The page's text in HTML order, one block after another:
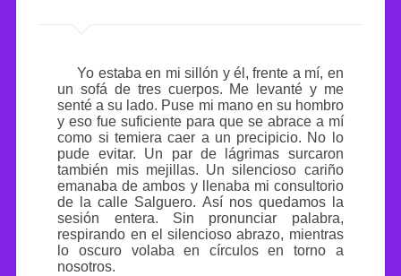
Yo estaba en mi sillón y él, frente a mí, en
un sofá de tres cuerpos. Me levanté y me
senté a su lado. Puse mi mano en su hombro
y eso fue suficiente para que se abrace a mí
como si temiera caer a un precipicio. No lo
pude evitar. Un par de lágrimas surcaron
también mis mejillas. Un silencioso cariño
emanaba de ambos y llenaba mi consultorio
de la calle Salguero. Así nos quedamos la
sesión entera. Sin pronunciar palabra,
respirando en el silencioso abrazo, mientras
lo oscuro volaba en círculos en torno a
nosotros.